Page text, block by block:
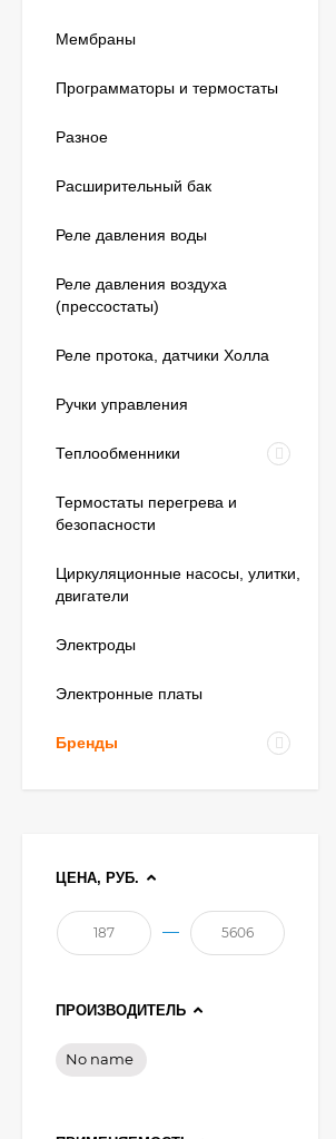
Мембраны
Программаторы и термостаты
Разное
Расширительный бак
Реле давления воды
Реле давления воздуха
(прессостаты)
Реле протока, датчики Холла
Ручки управления
Теплообменники
Термостаты перегрева и
безопасности
Циркуляционные насосы, улитки,
двигатели
Электроды
Электронные платы
Бренды
ЦЕНА, РУБ.
—
ПРОИЗВОДИТЕЛЬ
No name